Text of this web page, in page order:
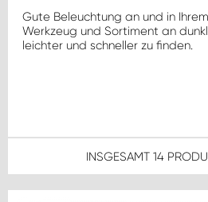
Gute Beleuchtung an und in
Werkzeug und Sortiment an
leichter und schneller zu finden.
INSGESAMT 14